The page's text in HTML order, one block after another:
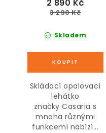
Skladem
2 890 Kč
3 290 Kč
Skládací opalovací
lehátko
značky Casaria s
mnoha různými
funkcemi nabízí...